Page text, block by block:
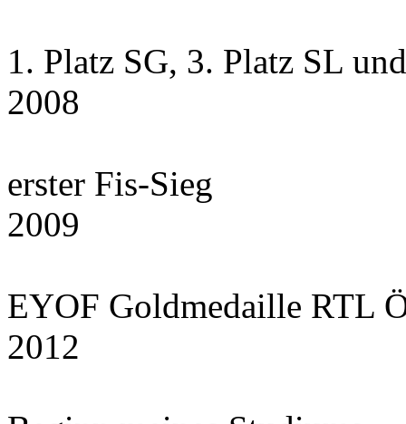
1. Platz SG, 3. Platz SL
2008
erster Fis-Sieg
2009
EYOF Goldmedaille RTL
2012